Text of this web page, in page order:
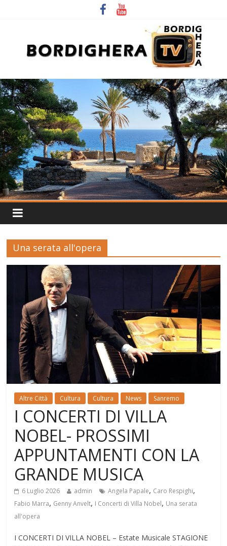
Una serata all'opera
Altre Città Cultura Cultura News Sanremo
I CONCERTI DI VILLA
NOBEL- PROSSIMI
APPUNTAMENTI CON LA
GRANDE MUSICA
6 Luglio 2026 admin Angela Papale, Caro Respighi,
Fabio Marra, Genny Anvelt, I Concerti di Villa Nobel, Una serata
all'opera
I CONCERTI DI VILLA NOBEL – Estate Musicale STAGIONE